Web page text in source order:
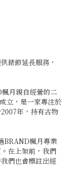
錶節延長服務，
月親自經營的二
立，是一家專注於
年，持有古物
BRAND楓月專業
在上架前，我們
們也會標註出經